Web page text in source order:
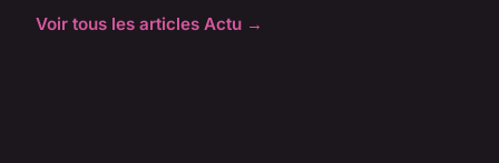
Voir tous les articles Actu →